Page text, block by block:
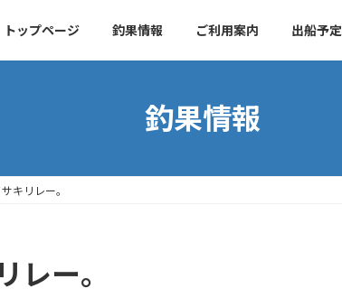
トップページ 釣果情報 ご利用案内 出船予定
釣果情報
キリレー。
ー。